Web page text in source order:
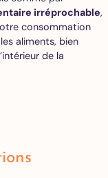
irréprochable,
consommation
aliments, bien
de la